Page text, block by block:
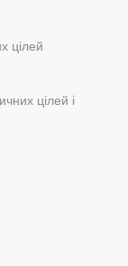
цілей
цілей і